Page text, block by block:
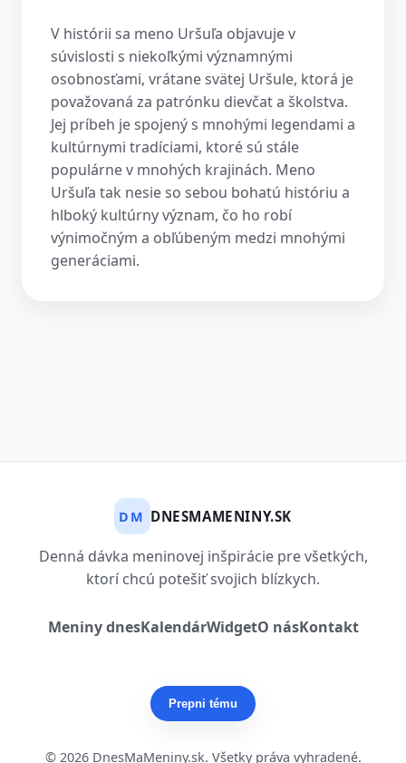
V histórii sa meno Uršuľa objavuje v
súvislosti s niekoľkými významnými
osobnosťami, vrátane svätej Uršule, ktorá je
považovaná za patrónku dievčat a školstva.
Jej príbeh je spojený s mnohými legendami a
kultúrnymi tradíciami, ktoré sú stále
populárne v mnohých krajinách. Meno
Uršuľa tak nesie so sebou bohatú históriu a
hlboký kultúrny význam, čo ho robí
výnimočným a obľúbeným medzi mnohými
generáciami.
DM DNESMAMENINY.SK
Denná dávka meninovej inšpirácie pre všetkých,
ktorí chcú potešiť svojich blízkych.
Meniny dnesKalendárWidgetO násKontakt
Prepni tému
© 2026 DnesMaMeniny.sk. Všetky práva vyhradené.